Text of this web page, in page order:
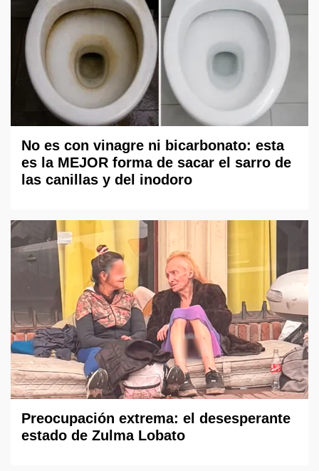
No es con vinagre ni bicarbonato: esta
es la MEJOR forma de sacar el sarro de
las canillas y del inodoro
Preocupación extrema: el desesperante
estado de Zulma Lobato